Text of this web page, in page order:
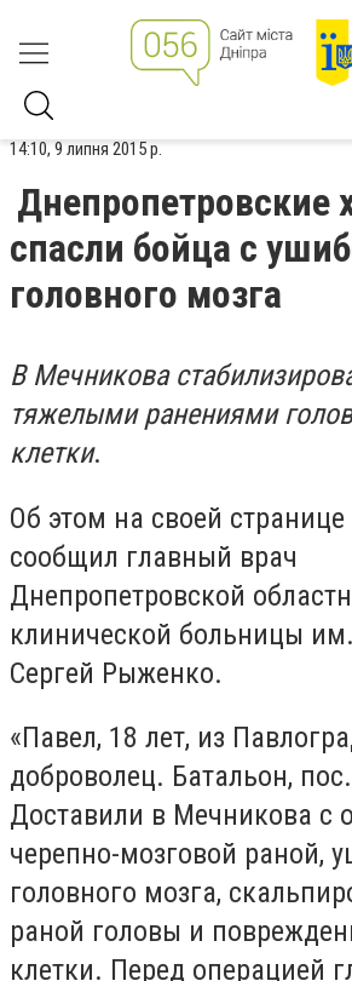
14:10, 9 липня 2015 р.
Днепропетровские
спасли бойца с
головного мозга
В Мечникова
тяжелыми ранениями
клетки.
Об этом на своей странице
сообщил главный врач
Днепропетровской
клинической больницы
Сергей Рыженко.
«Павел, 18 лет, из
доброволец. Батальон,
Доставили в Мечникова с
черепно-мозговой раной,
головного мозга,
раной головы и
клетки. Перед операцией